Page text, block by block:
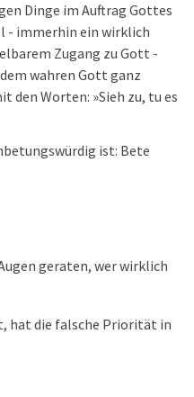
Dinge im Auftrag Gottes
- immerhin ein wirklich
Zugang zu Gott -
wahren Gott ganz
den Worten: »Sieh zu, tu es
ist: Bete
geraten, wer wirklich
hat die falsche Priorität in